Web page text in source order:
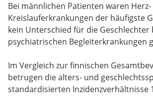
Bei männlichen Patienten waren Herz-
Kreislauferkrankungen der häufigste
kein Unterschied für die Geschlechter
psychiatrischen Begleiterkrankungen
Im Vergleich zur finnischen
betrugen die alters- und
standardisierten Inzidenzverhältnisse